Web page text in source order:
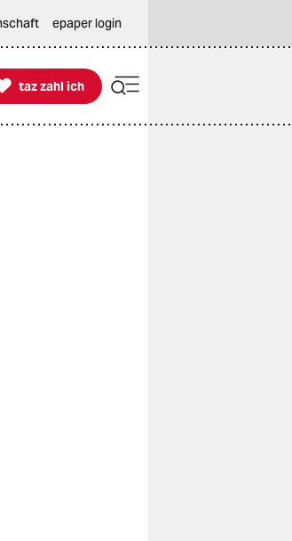
epaper login
zahl ich
taz zahl ich